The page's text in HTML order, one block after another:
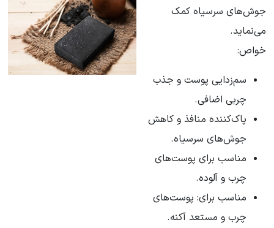
جوش‌های سرسیاه کمک
می‌نماید.
خواص:
سم‌زدایی پوست و جذب
چربی اضافی.
پاک‌کننده منافذ و کاهش
جوش‌های سرسیاه.
مناسب برای پوست‌های
چرب و آلوده.
مناسب برای: پوست‌های
چرب و مستعد آکنه.